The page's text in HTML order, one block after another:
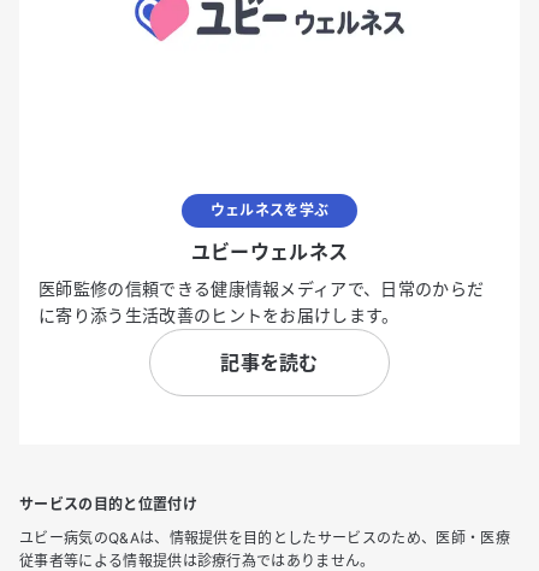
ウェルネスを学ぶ
ユビーウェルネス
医師監修の信頼できる健康情報メディアで、日常のからだ
に寄り添う生活改善のヒントをお届けします。
記事を読む
サービスの目的と位置付け
ユビー病気のQ&Aは、情報提供を目的としたサービスのため、医師・医療
従事者等による情報提供は診療行為ではありません。